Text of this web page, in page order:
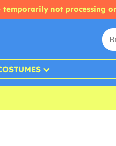
temporarily not processing